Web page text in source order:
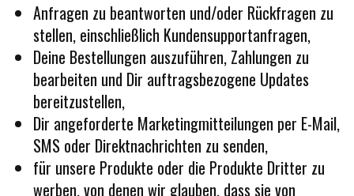
Anfragen zu beantworten und/oder Rückfragen zu
stellen, einschließlich Kundensupportanfragen,
Deine Bestellungen auszuführen, Zahlungen zu
bearbeiten und Dir auftragsbezogene Updates
bereitzustellen,
Dir angeforderte Marketingmitteilungen per E-Mail,
SMS oder Direktnachrichten zu senden,
für unsere Produkte oder die Produkte Dritter zu
werben, von denen wir glauben, dass sie von